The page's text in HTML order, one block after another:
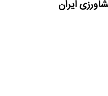
ایران